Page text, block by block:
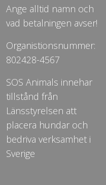
Ange alltid namn och
vad betalningen avser!
Organistionsnummer:
802428-4567
SOS Animals innehar
tillstånd från
Länsstyrelsen att
placera hundar och
bedriva verksamhet i
Sverige